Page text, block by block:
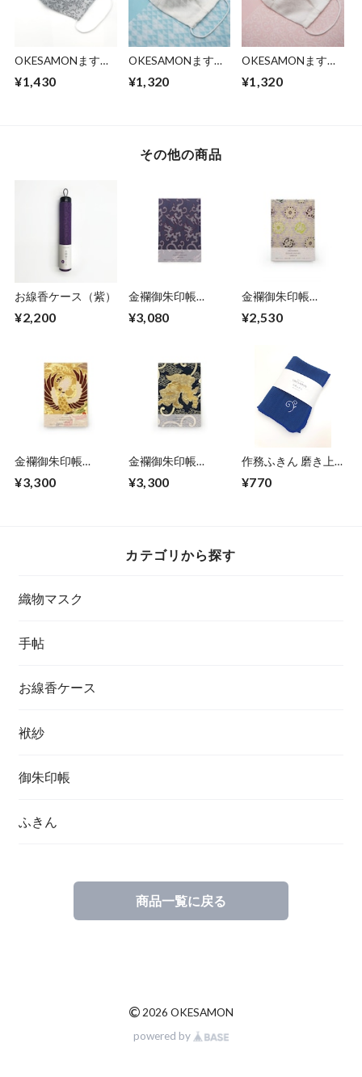
OKESAMONますく
Limited（ブラッ
ク）｜織物マスク
¥1,430
OKESAMONますく
青龍｜織物マスク
¥1,320
OKESAMONますく
萌優｜織物マスク
¥1,320
その他の商品
お線香ケース（紫）
¥2,200
金襴御朱印帳
限定品＞
¥3,080
金襴御朱印帳
限定品＞
¥2,530
金襴御朱印帳
限定品＞
¥3,300
金襴御朱印帳
限定品＞
¥3,300
作務ふきん 磨き上
繍）
¥770
カテゴリから探す
織物マスク
手帖
お線香ケース
袱紗
御朱印帳
ふきん
商品一覧に戻る
©2026 OKESAMON
powered by